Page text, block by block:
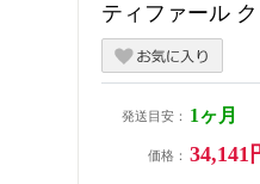
ティファール
発送目安： 1ヶ月
価格： 34,141